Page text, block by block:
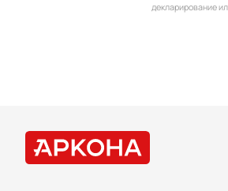
декларирование